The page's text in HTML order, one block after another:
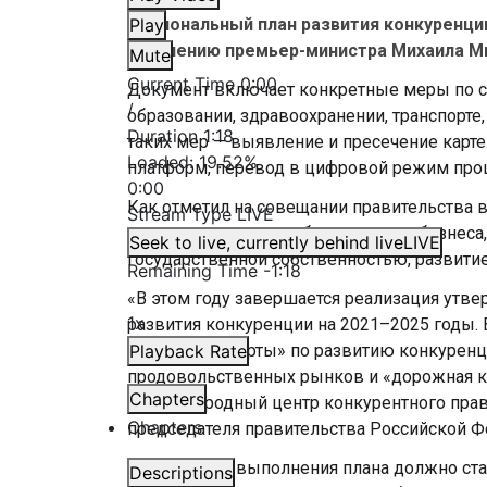
Play
Mute
Current Time0:00
/
Duration1:18
Loaded:19.52%
0:00
Stream TypeLIVE
Seek to live, currently behind liveLIVE
Remaining Time-1:18
1x
Playback Rate
Chapters
Chapters
Descriptions
Национальный план развития
поручению премьер-министра Михаила
Документ включает конкретные меры по
образовании, здравоохранении,
таких мер — выявление и пресечение
платформ, перевод в цифровой режим
Как отметил на совещании
этого плана — снятие барьеров для
государственной собственностью,
«В этом году завершается реализация
развития конкуренции на 2021–2025
«дорожные карты» по развитию
продовольственных рынков и «дорожная
Международный центр конкурентного
председателя правительства Российской
Результатом выполнения плана должно